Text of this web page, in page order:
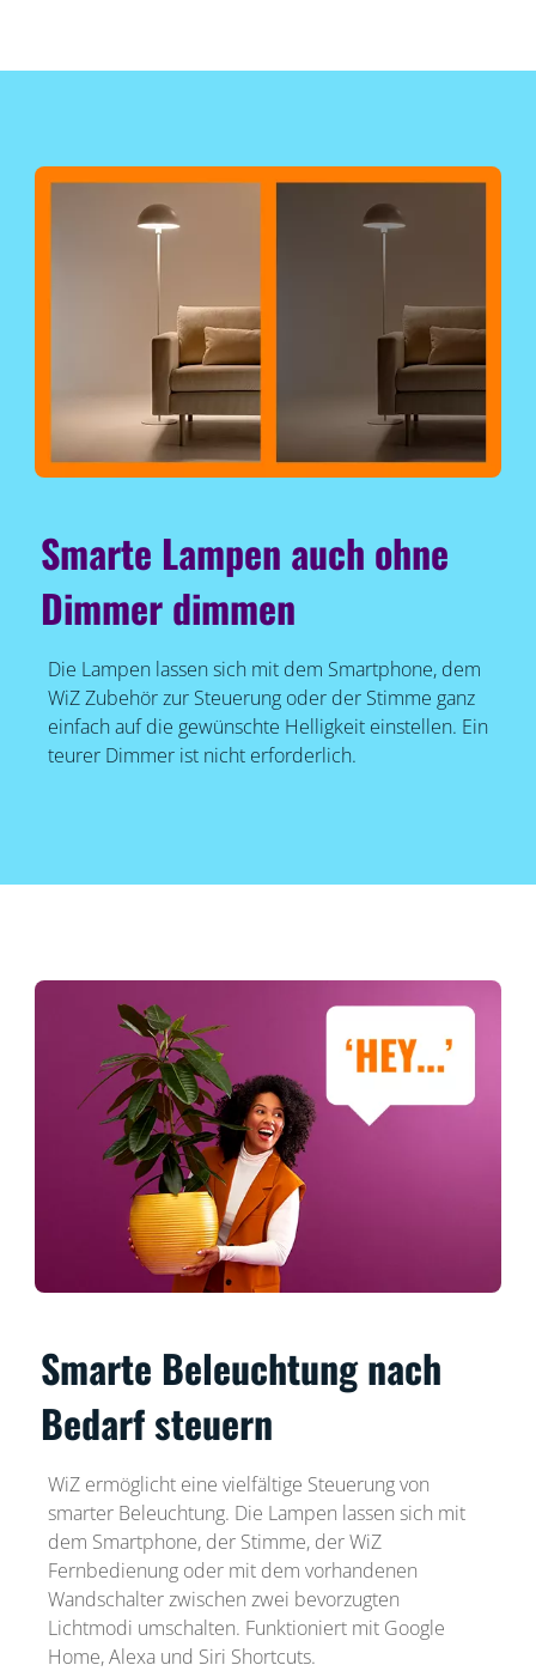
Smarte Lampen auch ohne
Dimmer dimmen
Die Lampen lassen sich mit dem Smartphone, dem
WiZ Zubehör zur Steuerung oder der Stimme ganz
einfach auf die gewünschte Helligkeit einstellen. Ein
teurer Dimmer ist nicht erforderlich.
Smarte Beleuchtung nach
Bedarf steuern
WiZ ermöglicht eine vielfältige Steuerung von
smarter Beleuchtung. Die Lampen lassen sich mit
dem Smartphone, der Stimme, der WiZ
Fernbedienung oder mit dem vorhandenen
Wandschalter zwischen zwei bevorzugten
Lichtmodi umschalten. Funktioniert mit Google
Home, Alexa und Siri Shortcuts.